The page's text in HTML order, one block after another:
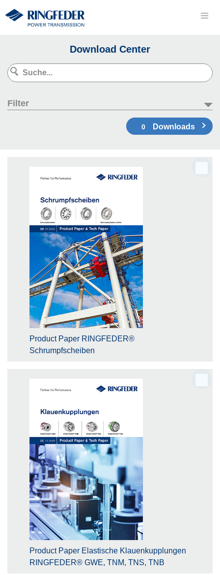
Download Center
Filter
0 Downloads
Product Paper RINGFEDER®
Schrumpfscheiben
Product Paper Elastische Klauenkupplungen
RINGFEDER® GWE, TNM, TNS, TNB